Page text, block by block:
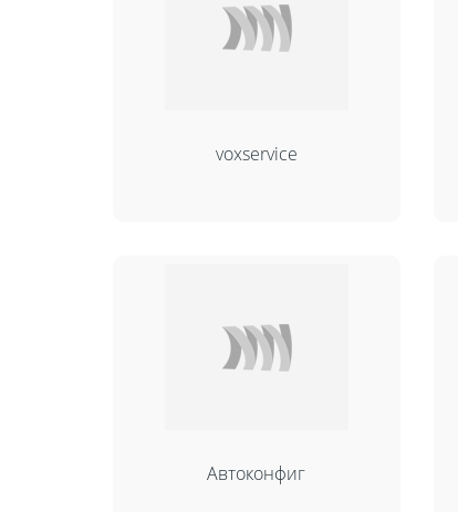
voxservice
Автоконфиг